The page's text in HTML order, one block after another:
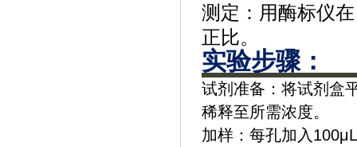
测定 ：用酶标仪
正比。
实验步骤‌：
试剂准备‌：将试剂盒
稀释至所需浓度。
加样‌：每孔加入